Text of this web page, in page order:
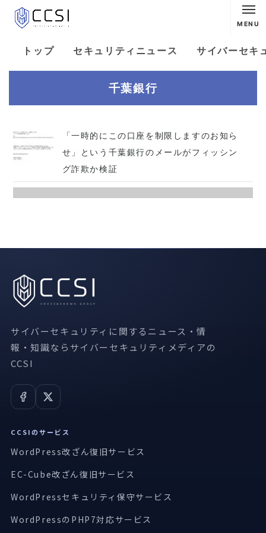
MENU
トップ セキュリティニュース サイバーセキ
千葉銀行
「一時的にこの口座を制限しますのお知ら
せ」という千葉銀行のメールがフィッシン
グ詐欺か検証
サイバーセキュリティに関するニュース・情
報・知識ならサイバーセキュリティメディアの
CCSI
CCSIのサービス
WordPress改ざん復旧サービス
EC-Cube改ざん復旧サービス
WordPressセキュリティ保守サービス
WordPressのPHP7対応サービス